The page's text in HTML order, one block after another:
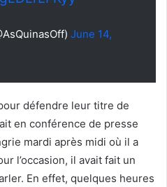
June 14,
défendre leur titre de
en conférence de presse
mardi après midi où il a
l’occasion, il avait fait un
En effet, quelques heures